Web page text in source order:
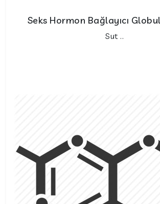
Seks Hormon Bağlayıcı
Sut ..